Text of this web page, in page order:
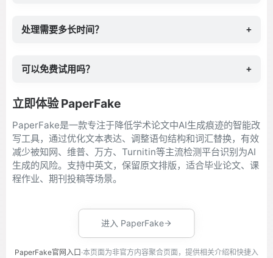
处理需要多长时间？ +
可以免费试用吗？ +
立即体验 PaperFake
PaperFake是一款专注于降低学术论文中AI生成痕迹的智能改
写工具，通过优化文本表达、调整语句结构和词汇替换，有效
减少被知网、维普、万方、Turnitin等主流检测平台识别为AI
生成的风险。支持中英文，保留原文排版，适合毕业论文、课
程作业、期刊投稿等场景。
进入 PaperFake
PaperFake官网入口 ·本页面为非官方内容聚合页面，提供相关介绍和快捷入